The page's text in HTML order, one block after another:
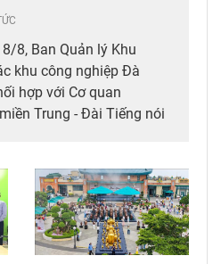
8, Ban Quản lý Khu
khu công nghiệp Đà
hợp với Cơ quan
Trung - Đài Tiếng nói
tại xã biên giới Hùng Sơn